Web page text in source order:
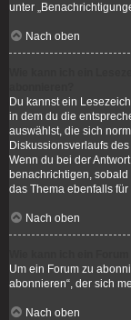
unter
Nach oben
Du kannst ein
in dem du die
auswählst, die sich
Diskussionsverlaufs
Wenn du bei der
benachrichtigen, sobald
das Thema ebenfalls
Nach oben
Um ein Forum zu
abonnieren“, der sich
Nach oben